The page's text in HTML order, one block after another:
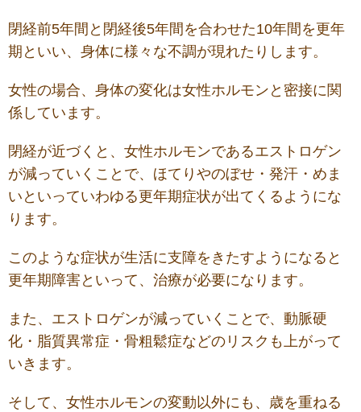
閉経前5年間と閉経後5年間を合わせた10年間を更年
期といい、身体に様々な不調が現れたりします。
女性の場合、身体の変化は女性ホルモンと密接に関
係しています。
閉経が近づくと、女性ホルモンであるエストロゲン
が減っていくことで、ほてりやのぼせ・発汗・めま
いといっていわゆる更年期症状が出てくるようにな
ります。
このような症状が生活に支障をきたすようになると
更年期障害といって、治療が必要になります。
また、エストロゲンが減っていくことで、動脈硬
化・脂質異常症・骨粗鬆症などのリスクも上がって
いきます。
そして、女性ホルモンの変動以外にも、歳を重ねる